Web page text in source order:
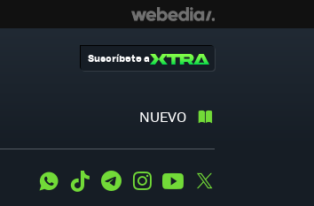
NUEVO
Suscríbete a
WhatsApp
Tiktok TelegramInstagramYoutube